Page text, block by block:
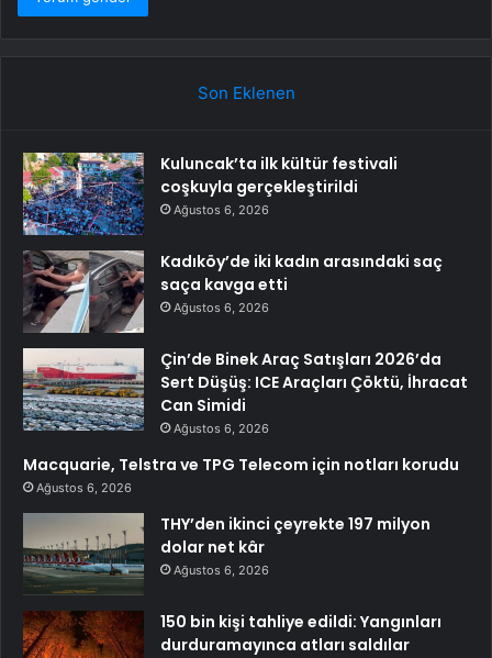
Son Eklenen
Kuluncak’ta ilk kültür festivali
coşkuyla gerçekleştirildi
Ağustos 6, 2026
Kadıköy’de iki kadın arasındaki saç
saça kavga etti
Ağustos 6, 2026
Çin’de Binek Araç Satışları 2026’da
Sert Düşüş: ICE Araçları Çöktü, İhracat
Can Simidi
Ağustos 6, 2026
Macquarie, Telstra ve TPG Telecom için notları korudu
Ağustos 6, 2026
THY’den ikinci çeyrekte 197 milyon
dolar net kâr
Ağustos 6, 2026
150 bin kişi tahliye edildi: Yangınları
durduramayınca atları saldılar